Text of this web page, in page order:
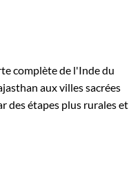
complète de l'Inde du
aux villes sacrées
des étapes plus rurales et